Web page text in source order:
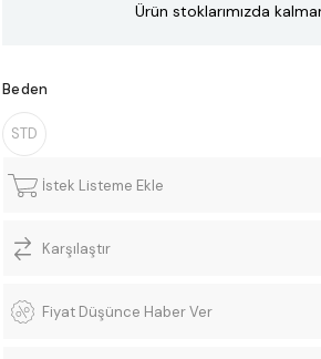
Ürün stoklarımızda
Beden
STD
İstek Listeme Ekle
Karşılaştır
Fiyat Düşünce Haber Ver